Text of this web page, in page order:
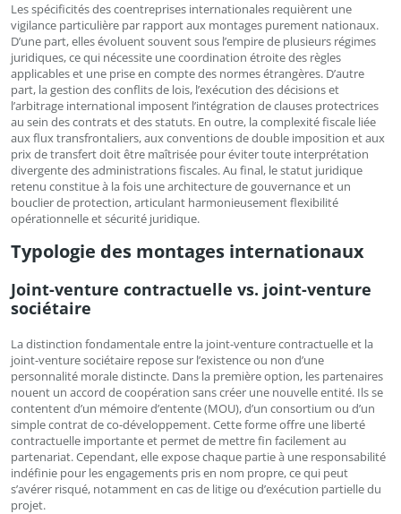
Les spécificités des coentreprises internationales requièrent une
vigilance particulière par rapport aux montages purement nationaux.
D’une part, elles évoluent souvent sous l’empire de plusieurs régimes
juridiques, ce qui nécessite une coordination étroite des règles
applicables et une prise en compte des normes étrangères. D’autre
part, la gestion des conflits de lois, l’exécution des décisions et
l’arbitrage international imposent l’intégration de clauses protectrices
au sein des contrats et des statuts. En outre, la complexité fiscale liée
aux flux transfrontaliers, aux conventions de double imposition et aux
prix de transfert doit être maîtrisée pour éviter toute interprétation
divergente des administrations fiscales. Au final, le statut juridique
retenu constitue à la fois une architecture de gouvernance et un
bouclier de protection, articulant harmonieusement flexibilité
opérationnelle et sécurité juridique.
Typologie des montages internationaux
Joint-venture contractuelle vs. joint-venture
sociétaire
La distinction fondamentale entre la joint-venture contractuelle et la
joint-venture sociétaire repose sur l’existence ou non d’une
personnalité morale distincte. Dans la première option, les partenaires
nouent un accord de coopération sans créer une nouvelle entité. Ils se
contentent d’un mémoire d’entente (MOU), d’un consortium ou d’un
simple contrat de co-développement. Cette forme offre une liberté
contractuelle importante et permet de mettre fin facilement au
partenariat. Cependant, elle expose chaque partie à une responsabilité
indéfinie pour les engagements pris en nom propre, ce qui peut
s’avérer risqué, notamment en cas de litige ou d’exécution partielle du
projet.